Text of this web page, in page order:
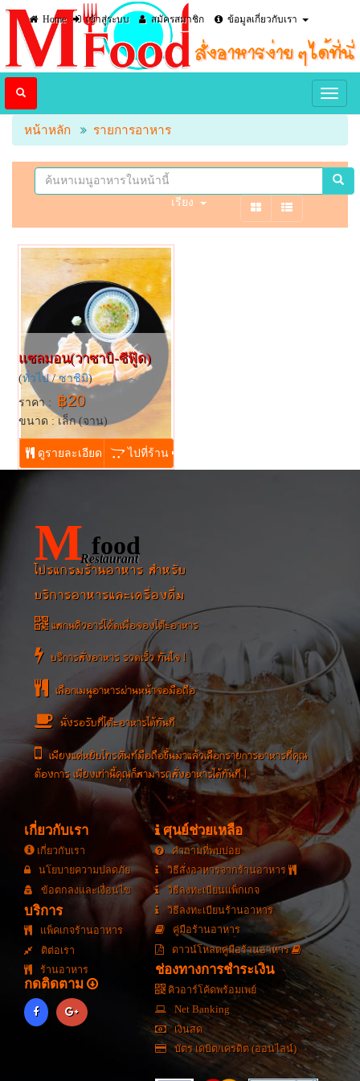
Home เข้าสู่ระบบ สมัครสมาชิก ข้อมูลเกี่ยวกับเรา
หน้าหลัก รายการอาหาร
เรียง
แซลมอน(วาซาบิ-ซีฟู๊ด)
(ทั่วไป/ซาชิมิ)
ราคา : ฿20
ขนาด : เล็ก (จาน)
...
ดูรายละเอียด ไปที่ร้าน
M food
Restaurant
โปรแกรมร้านอาหาร สำหรับ
บริการอาหารและเครื่องดื่ม
แสกนคิวอาร์โค้ดเพื่อจองโต๊ะอาหาร
บริการสั่งอาหาร รวดเร็ว ทันใจ !
เลือกเมนูอาหารผ่านหน้าจอมือถือ
นั่งรอรับที่โต๊ะอาหารได้ทันที
เพียงแค่หยิบโทรศัพท์มือถือขึ้นมาแล้วเลือกรายการอาหารที่คุณ
ต้องการ เพียงเท่านี้คุณก็สามารถสั่งอาหารได้ทันที !
เกี่ยวกับเรา
เกี่ยวกับเรา
นโยบายความปลดภัย
ข้อตกลงและเงื่อนไข
บริการ
แพ็คเกจร้านอาหาร
ติต่อเรา
ร้านอาหาร
กดติดตาม
ศุนย์ช่วยเหลือ
คำถามที่พบบ่อย
วิธีสั่งอาหารจากร้านอาหาร
วิธีลงทะเบียนแพ็กเกจ
วิธีลงทะเบียนร้านอาหาร
คู่มือร้านอาหาร
ดาวน์โหลดคู่มือร้านอาหาร
ช่องทางการชำระเงิน
คิวอาร์โค้ดพร้อมเพย์
Net Banking
เงินสด
บัตร เดบิต/เครดิต (ออนไลน์)